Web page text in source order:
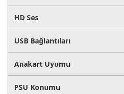
HD Ses
USB Bağlantıları
Anakart Uyumu
PSU Konumu